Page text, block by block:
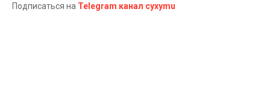
Подписаться на Telegram канал cyxymu